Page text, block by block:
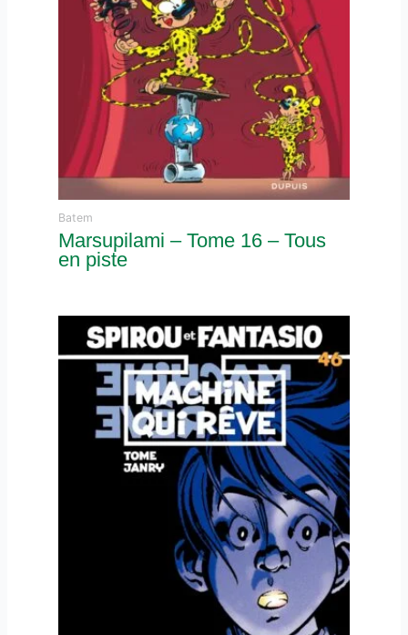
Batem
Marsupilami – Tome 16 – Tous
en piste